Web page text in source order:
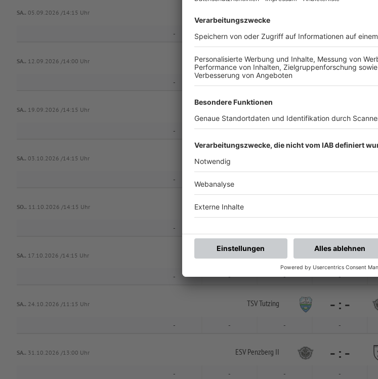
SA.. 05.09.2026 /14:15 Uhr
- - - -
SA.. 12.09.2026 /14:00 Uhr MTV Berg II -:-
-
SA.. 19.09.2026 /14:15 Uhr - -
- - - -
SA.. 03.10.2026 /14:15 Uhr
-
SO.. 11.10.2026 /14:15 Uhr SV Bad Heilbrunn II
-
SA.. 17.10.2026 /14:15 Uhr ESV Penzberg II -:-
- - - -
SA.. 24.10.2026 /11:15 Uhr TSV Tutzing - : -
- - - -
SA.. 31.10.2026 /13:00 Uhr ESV Penzberg II - : -
- - - -